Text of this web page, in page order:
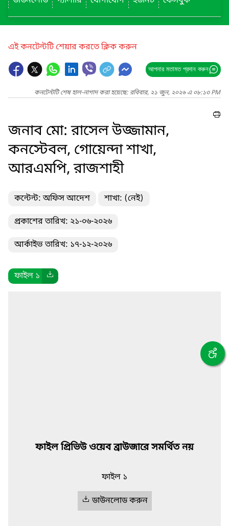
এই কনটেন্টটি শেয়ার করতে ক্লিক করুন
আপনার মতামত প্রদান করুন
কনটেন্টটি শেষ হাল-নাগাদ করা হয়েছে: রবিবার, ২১ জুন, ২০২৬ এ ০৮:১৩ PM
জনাব মো: রাসেল উজ্জামান,
কনস্টেবল, গোয়েন্দা শাখা,
আরএমপি, রাজশাহী
কন্টেন্ট: অফিস আদেশ শাখা: (নেই)
প্রকাশের তারিখ: ২১-০৬-২০২৬
আর্কাইভ তারিখ: ১৭-১২-২০২৬
ফাইল ১
ফাইল প্রিভিউ ওয়েব ব্রাউজারে সমর্থিত নয়
ফাইল ১
ডাউনলোড করুন